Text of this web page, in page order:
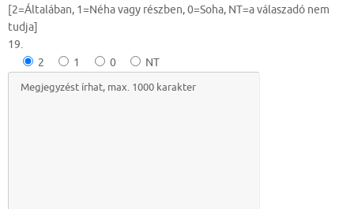
[2=Általában, 1=Néha vagy részben, 0=Soha, NT=a válaszadó nem
tudja]
19.
2
1 0 NT